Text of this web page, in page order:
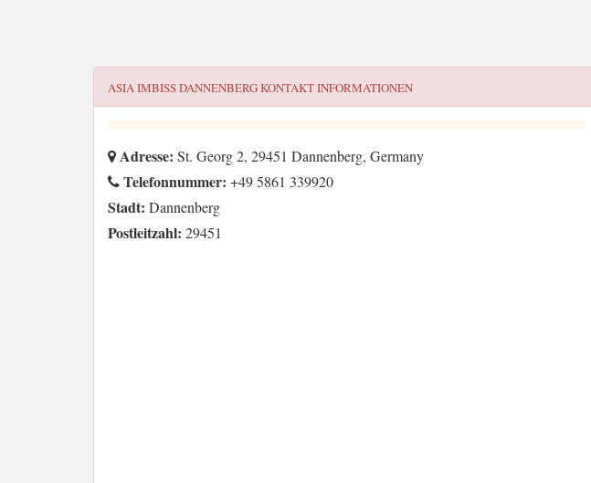
ASIA IMBISS DANNENBERGKONTAKT INFORMATIONEN
Adresse: St. Georg 2, 29451 Dannenberg, Germany
Telefonnummer: +49 5861 339920
Stadt: Dannenberg
Postleitzahl: 29451